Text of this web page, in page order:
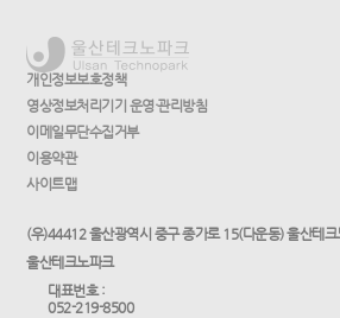
개인정보보호정책
영상정보처리기기 운영·관리방침
이메일무단수집거부
이용약관
사이트맵
(우)44412 울산광역시 중구 종가로 15(다운동) 울산테
울산테크노파크
대표번호 :
052-219-8500